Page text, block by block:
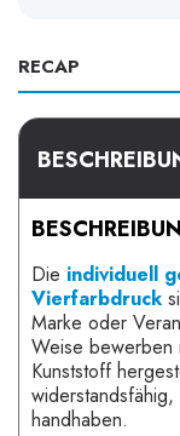
RECAP
Die individuell
Vierfarbdruck
Marke oder
Weise bewerben
Kunststoff
handhaben.